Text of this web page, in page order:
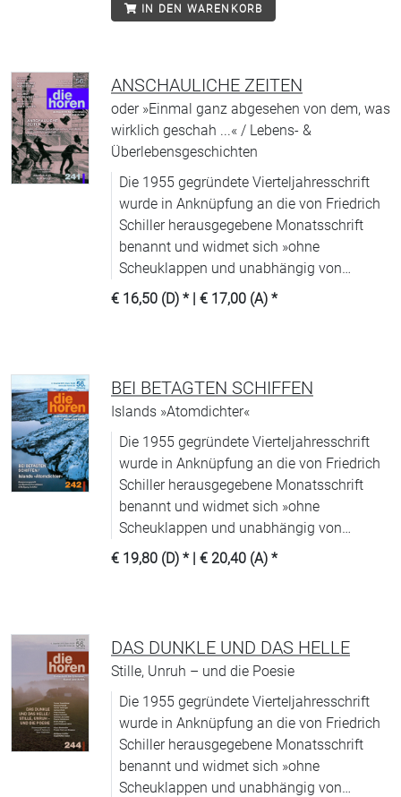
zeitgenössischer Literatur.
IN DEN WARENKORB
ANSCHAULICHE ZEITEN
oder »Einmal ganz abgesehen von dem, was
wirklich geschah ...« / Lebens- &
Überlebensgeschichten
Die 1955 gegründete Vierteljahresschrift
wurde in Anknüpfung an die von Friedrich
Schiller herausgegebene Monatsschrift
benannt und widmet sich »ohne
Scheuklappen und unabhängig von
Moden« (WDR) allen Aspekten
zeitgenössischer Literatur.
€ 16,50 (D) * | € 17,00 (A) *
BEI BETAGTEN SCHIFFEN
Islands »Atomdichter«
Die 1955 gegründete Vierteljahresschrift
wurde in Anknüpfung an die von Friedrich
Schiller herausgegebene Monatsschrift
benannt und widmet sich »ohne
Scheuklappen und unabhängig von
Moden« (WDR) allen Aspekten
zeitgenössischer Literatur.
€ 19,80 (D) * | € 20,40 (A) *
DAS DUNKLE UND DAS HELLE
Stille, Unruh – und die Poesie
Die 1955 gegründete Vierteljahresschrift
wurde in Anknüpfung an die von Friedrich
Schiller herausgegebene Monatsschrift
benannt und widmet sich »ohne
Scheuklappen und unabhängig von